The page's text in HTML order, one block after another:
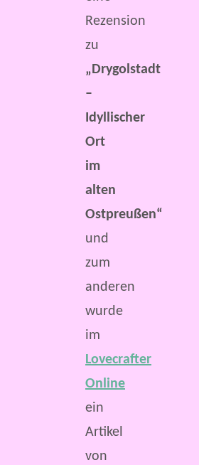
Rezension
zu
„Drygolstadt
–
Idyllischer
Ort
im
alten
Ostpreußen“
und
zum
anderen
wurde
im
Lovecrafter
Online
ein
Artikel
von